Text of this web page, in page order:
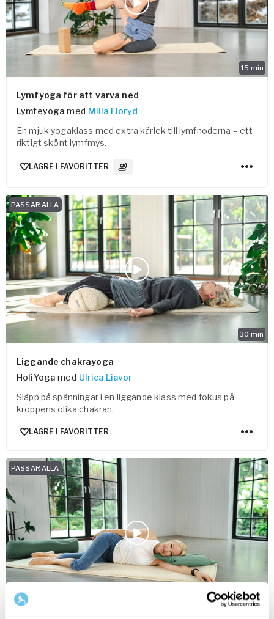
15 min
Lymfyoga för att varva ned
Lymfeyoga med Milla Floryd
En mjuk yogaklass med extra kärlek till lymfnoderna – ett
riktigt skönt lymfmys.
LAGRE I FAVORITTER 3 Lydspor
30 min
PASSAR ALLA
Liggande chakrayoga
HoliYoga med Ulrica Liavor
Släpp på spänningar i en liggande klass med fokus på
kroppens olika chakran.
LAGRE I FAVORITTER
30min
PASSAR ALLA